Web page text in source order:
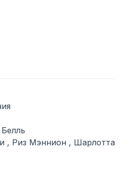
, Риз Мэннион , Шарлотта